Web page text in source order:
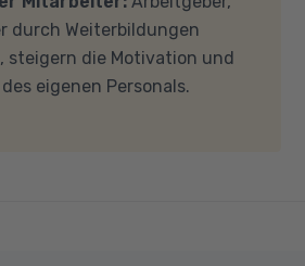
Verbindung mit MS Teams
Bitte beachten Sie außerdem,
Übertragung eine
durch Weiterbildungen
die Motivation und
eigenen Personals.